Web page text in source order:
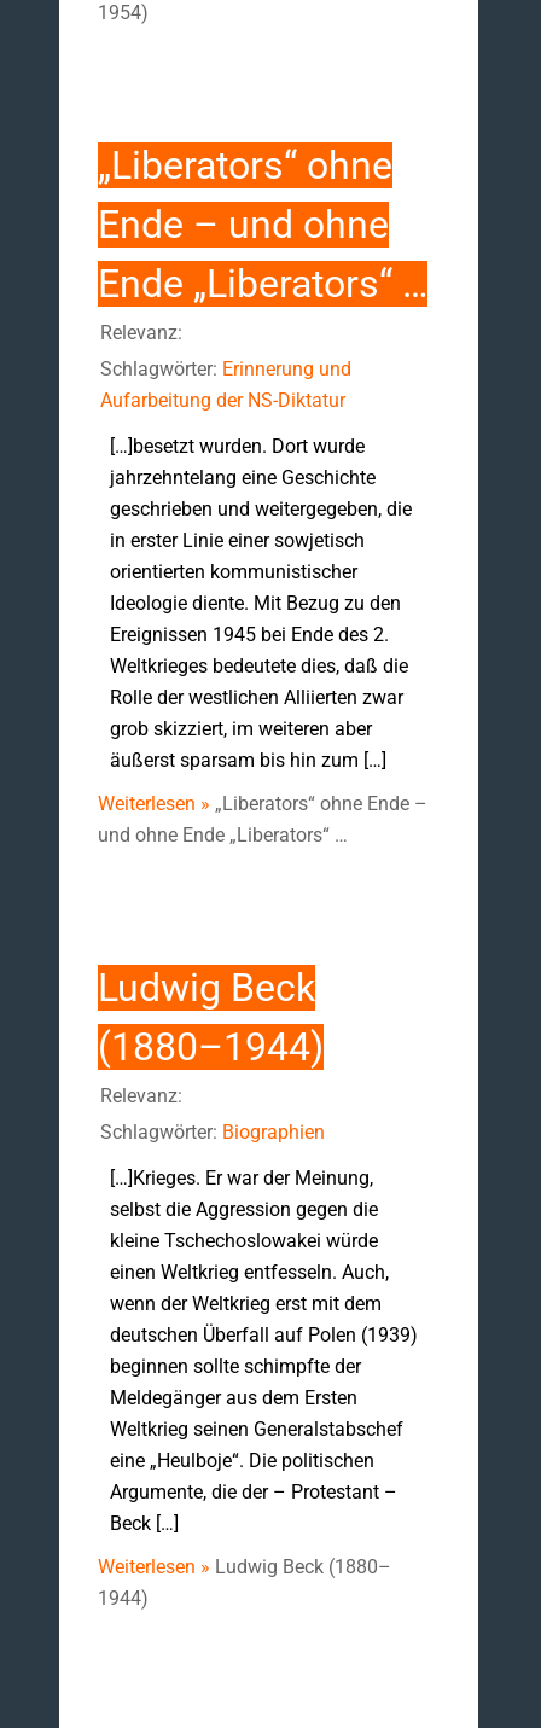
1954)
„Liberators“ ohne
Ende – und ohne
Ende „Liberators“ …
Relevanz:
Schlagwörter: Erinnerung und
Aufarbeitung der NS-Diktatur
[…]besetzt wurden. Dort wurde
jahrzehntelang eine Geschichte
geschrieben und weitergegeben, die
in erster Linie einer sowjetisch
orientierten kommunistischer
Ideologie diente. Mit Bezug zu den
Ereignissen 1945 bei Ende des 2.
Weltkrieges bedeutete dies, daß die
Rolle der westlichen Alliierten zwar
grob skizziert, im weiteren aber
äußerst sparsam bis hin zum […]
Weiterlesen » „Liberators“ ohne Ende –
und ohne Ende „Liberators“ …
Ludwig Beck
(1880–1944)
Relevanz:
Schlagwörter: Biographien
[…]Krieges. Er war der Meinung,
selbst die Aggression gegen die
kleine Tschechoslowakei würde
einen Weltkrieg entfesseln. Auch,
wenn der Weltkrieg erst mit dem
deutschen Überfall auf Polen (1939)
beginnen sollte schimpfte der
Meldegänger aus dem Ersten
Weltkrieg seinen Generalstabschef
eine „Heulboje“. Die politischen
Argumente, die der – Protestant –
Beck […]
Weiterlesen » Ludwig Beck (1880–
1944)